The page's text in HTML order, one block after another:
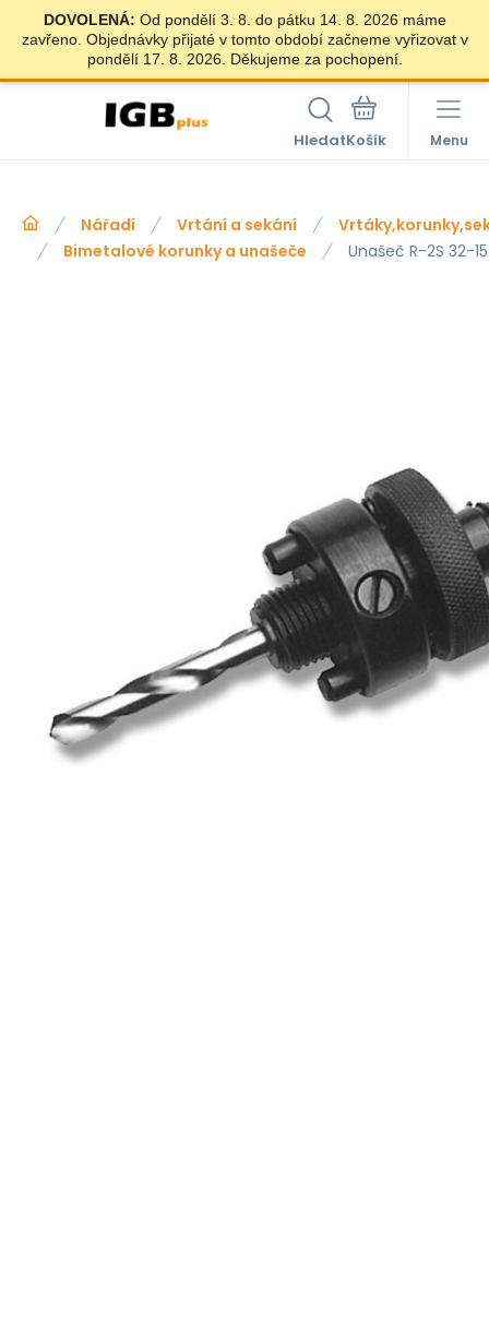
DOVOLENÁ: Od pondělí 3. 8. do pátku 14. 8. 2026 máme
zavřeno. Objednávky přijaté v tomto období začneme vyřizovat v
pondělí 17. 8. 2026. Děkujeme za pochopení.
Hledat Menu
Nářadí Vrtání a sekání
Bimetalové korunky a unašeče
Unašeč R-2S 32-